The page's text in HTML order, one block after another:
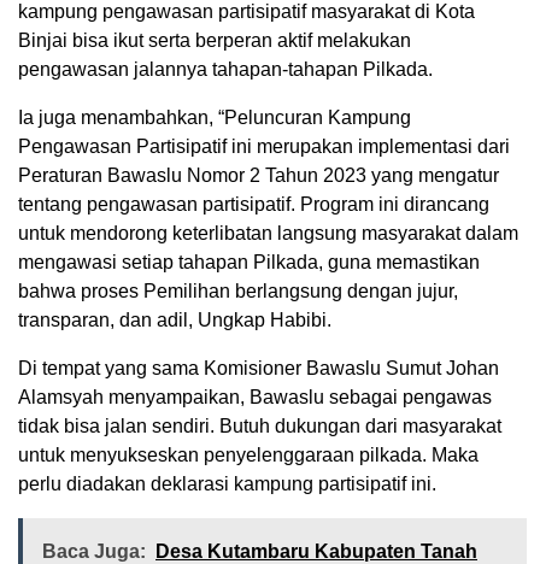
kampung pengawasan partisipatif masyarakat di Kota
Binjai bisa ikut serta berperan aktif melakukan
pengawasan jalannya tahapan-tahapan Pilkada.
Ia juga menambahkan, “Peluncuran Kampung
Pengawasan Partisipatif ini merupakan implementasi dari
Peraturan Bawaslu Nomor 2 Tahun 2023 yang mengatur
tentang pengawasan partisipatif. Program ini dirancang
untuk mendorong keterlibatan langsung masyarakat dalam
mengawasi setiap tahapan Pilkada, guna memastikan
bahwa proses Pemilihan berlangsung dengan jujur,
transparan, dan adil, Ungkap Habibi.
Di tempat yang sama Komisioner Bawaslu Sumut Johan
Alamsyah menyampaikan, Bawaslu sebagai pengawas
tidak bisa jalan sendiri. Butuh dukungan dari masyarakat
untuk menyukseskan penyelenggaraan pilkada. Maka
perlu diadakan deklarasi kampung partisipatif ini.
Baca Juga:
Desa Kutambaru Kabupaten Tanah